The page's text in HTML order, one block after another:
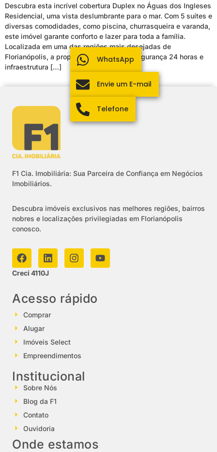
Descubra esta incrível cobertura Duplex no Águas dos Ingleses
Residencial, uma vista deslumbrante para o mar. Com 5 suítes e
diversas comodidades, como piscina, churrasqueira e varanda,
este imóvel garante conforto e lazer para toda a família.
Localizada em uma das regiões mais desejadas de
Florianópolis, a propriedade conta com segurança 24 horas e
infraestrutura […]
F1 Cia. Imobiliária: Sua Parceira de Confiança em Negócios
Imobiliários.
Descubra imóveis exclusivos nas melhores regiões, bairros
nobres e localizações privilegiadas em Florianópolis
conosco.
Creci 4110J
Acesso rápido
Comprar
Alugar
Imóveis Select
Empreendimentos
Institucional
Sobre Nós
Blog da F1
Contato
Ouvidoria
Onde estamos
WhatsApp
Envie um E-mail
Telefone